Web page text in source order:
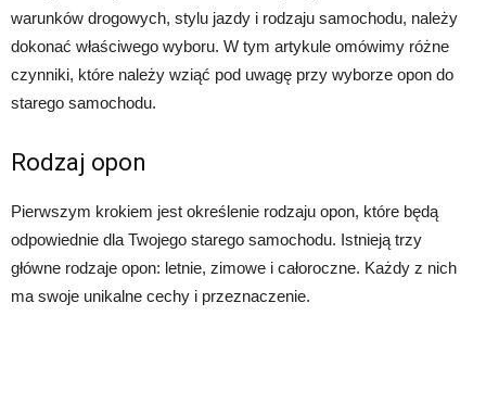
warunków drogowych, stylu jazdy i rodzaju samochodu, należy
dokonać właściwego wyboru. W tym artykule omówimy różne
czynniki, które należy wziąć pod uwagę przy wyborze opon do
starego samochodu.
Rodzaj opon
Pierwszym krokiem jest określenie rodzaju opon, które będą
odpowiednie dla Twojego starego samochodu. Istnieją trzy
główne rodzaje opon: letnie, zimowe i całoroczne. Każdy z nich
ma swoje unikalne cechy i przeznaczenie.